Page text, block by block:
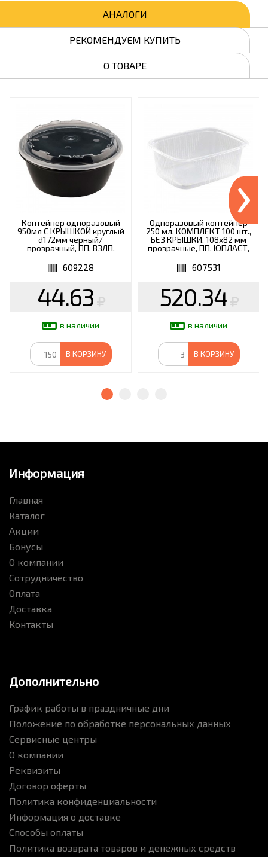
АНАЛОГИ
РЕКОМЕНДУЕМ КУПИТЬ
О ТОВАРЕ
Контейнер одноразовый
950мл С КРЫШКОЙ круглый
d172мм черный/
прозрачный, ПП, ВЗЛП,
609228
44.63
в наличии
В КОРЗИНУ
Одноразовый контейнер
250 мл, КОМПЛЕКТ 100 шт.,
БЕЗ КРЫШКИ, 108х82 мм
прозрачные, ПП, ЮПЛАСТ,
607531
520.34
в наличии
В КОРЗИНУ
›
Информация
Главная
Каталог
Акции
Бонусы
О компании
Сотрудничество
Оплата
Доставка
Контакты
Дополнительно
График работы в праздничные дни
Положение по обработке персональных данных
Сервисные центры
О компании
Реквизиты
Договор оферты
Политика конфиденциальности
Информация о доставке
Способы оплаты
Политика возврата товаров и денежных средств